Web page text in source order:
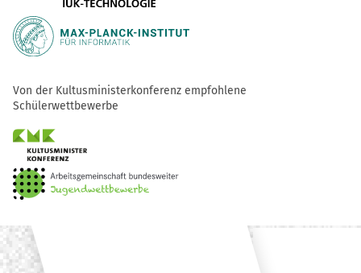
Von der Kultusministerkonferenz empfohlene
Schülerwettbewerbe